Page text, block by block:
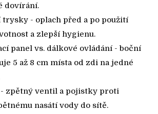
dovírání.
trysky - oplach před a po použití
a zlepší hygienu.
panel vs. dálkové ovládání - boční
5 až 8 cm místa od zdi na jedné
- zpětný ventil a pojistky proti
nasátí vody do sítě.